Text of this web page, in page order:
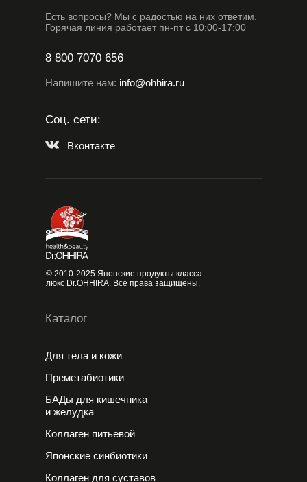
Каталог
Для тела и кожи
© 2010-2025 Японские продукты класса
люкс Dr.OHHIRA. Все права защищены.
Преметабиотики
БАДы для кишечника
и желудка
Коллаген питьевой
Японские cинбиотики
Коллаген для суставов
Соц. сети:
Вконтакте
8 800 7070 656
Напишите нам: info@ohhira.ru
Есть вопросы? Мы с радостью на них ответим.
Горячая линия работает пн-пт с 10:00-17:00